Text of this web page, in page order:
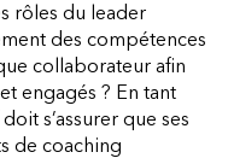
rôles du leader
des compétences
collaborateur afin
engagés ? En tant
s’assurer que ses
de coaching